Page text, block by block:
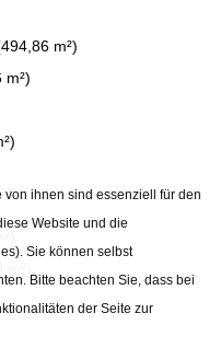
m²)
m²)
ihnen sind essenziell für den
Website und die
Sie können selbst
Bitte beachten Sie, dass bei
der Seite zur